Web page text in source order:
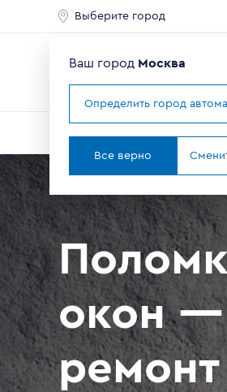
Выберите город
Ведущий
окон
Ваш город Москва
Определить город
Все верно